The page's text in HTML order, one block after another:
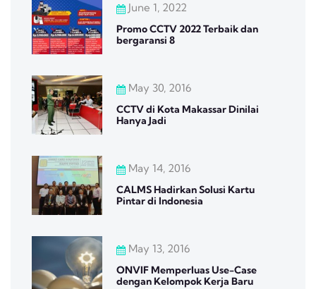
June 1, 2022
Promo CCTV 2022 Terbaik dan
bergaransi 8
May 30, 2016
CCTV di Kota Makassar Dinilai
Hanya Jadi
May 14, 2016
CALMS Hadirkan Solusi Kartu
Pintar di Indonesia
May 13, 2016
ONVIF Memperluas Use-Case
dengan Kelompok Kerja Baru